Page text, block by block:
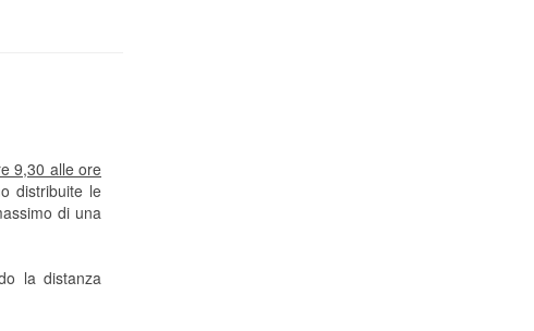
9,30 alle ore
distribuite le
di una
la distanza